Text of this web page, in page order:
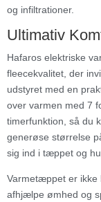
og infiltrationer.
Ultimativ
Hafaros elektriske
fleecekvalitet, der
udstyret med en
over varmen med 7
timerfunktion, så du
generøse størrelse
sig ind i tæppet og
Varmetæppet er ikke
afhjælpe ømhed og